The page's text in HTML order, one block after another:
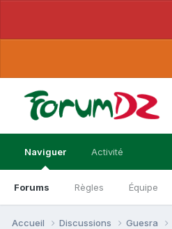
Naviguer
Forums Règles Équipe
Activité
Accueil Discussions Guesra